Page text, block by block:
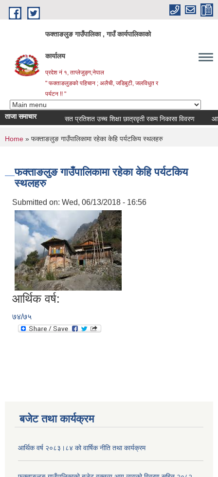
Skip to main content
फक्ताङलुङ गाउँपालिका , गाउँ कार्यपालिकाको
कार्यालय
प्रदेश नं १, ताप्लेजुङ्ग,नेपाल
" फक्ताङलुङको पहिचान ; अलैची, जडिबुटी, जलविधुत र
पर्यटन !! "
ताजा समाचार सत प्रतिशत उच्च शिक्षा छात्रवृती रकम निकासा विवरण
You are here
Home » फक्ताङलुङ गाउँपालिकामा रहेका केहि पर्यटकिय स्थलहरु
फक्ताङलुङ गाउँपालिकामा रहेका केहि पर्यटकिय
स्थलहरु
Submitted on: Wed, 06/13/2018 - 16:56
आर्थिक वर्ष:
७४/७५
बजेट तथा कार्यक्रम
आर्थिक वर्ष २०८३।८४ को वार्षिक नीति तथा कार्यक्रम